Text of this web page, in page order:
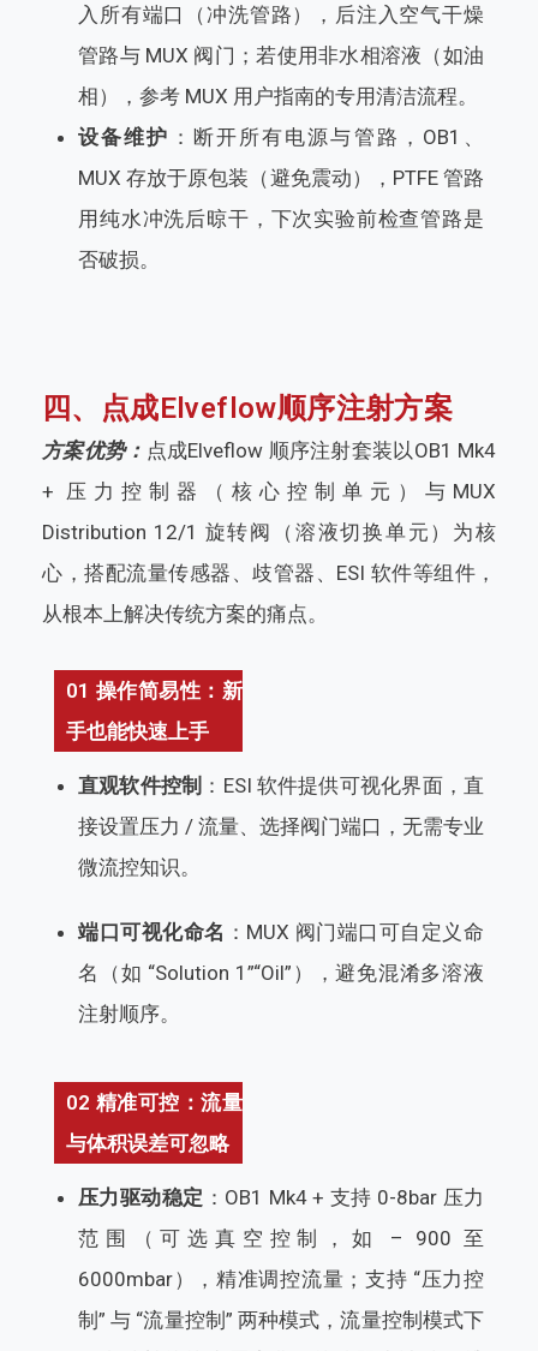
入所有端口（冲洗管路），后注入空气干燥
管路与 MUX 阀门；若使用非水相溶液（如油
相），参考 MUX 用户指南的专用清洁流程。
设备维护 ：断开所有电源与管路，OB1、
MUX 存放于原包装（避免震动），PTFE 管路
用纯水冲洗后晾干，下次实验前检查管路是
否破损。
四、点成Elveflow顺序注射方案
方案优势： 点成Elveflow 顺序注射套装以OB1 Mk4
+ 压力控制器（核心控制单元）与MUX
Distribution 12/1 旋转阀（溶液切换单元）为核
心，搭配流量传感器、歧管器、ESI 软件等组件，
从根本上解决传统方案的痛点。
01 操作简易性：新
手也能快速上手
直观软件控制 ：ESI 软件提供可视化界面，直
接设置压力 / 流量、选择阀门端口，无需专业
微流控知识。
端口可视化命名 ：MUX 阀门端口可自定义命
名（如 “Solution 1”“Oil”），避免混淆多溶液
注射顺序。
02 精准可控：流量
与体积误差可忽略
压力驱动稳定 ：OB1 Mk4 + 支持 0-8bar 压力
范围（可选真空控制，如 – 900 至
6000mbar），精准调控流量；支持 “压力控
制” 与 “流量控制” 两种模式，流量控制模式下